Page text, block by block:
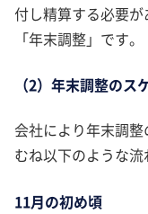
付し精算する必要
「年末調整」です。
（2）年末調整のス
会社により年末調
むね以下のような流
11月の初め頃